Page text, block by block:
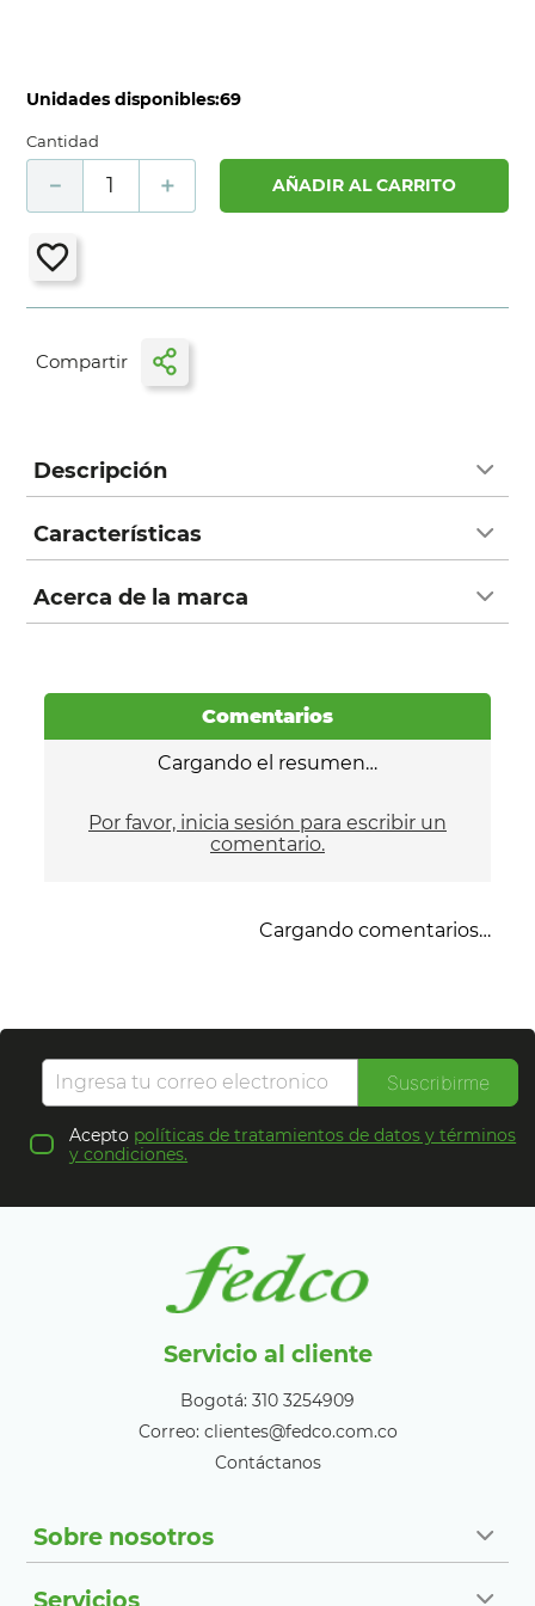
Unidades disponibles:69
Cantidad
＋
－ AÑADIR AL CARRITO
Descripción
Características
Acerca de la marca
Comentarios
Cargando el resumen…
Por favor, inicia sesión para escribir un
comentario.
Cargando comentarios…
Suscribirme
Acepto políticas de tratamientos de datos y términos
y condiciones.
Servicio al cliente
Bogotá: 310 3254909
Correo: clientes@fedco.com.co
Contáctanos
Sobre nosotros